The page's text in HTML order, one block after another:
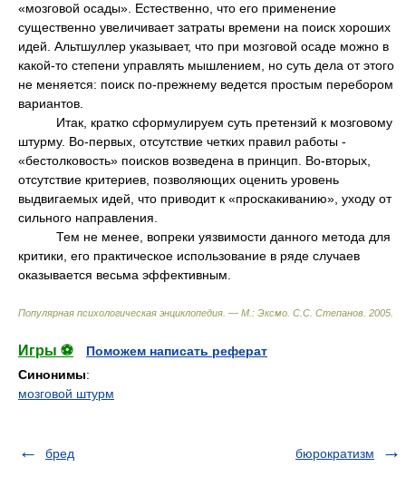
«мозговой осады». Естественно, что его применение
существенно увеличивает затраты времени на поиск хороших
идей. Альтшуллер указывает, что при мозговой осаде можно в
какой-то степени управлять мышлением, но суть дела от этого
не меняется: поиск по-прежнему ведется простым перебором
вариантов.
Итак, кратко сформулируем суть претензий к мозговому
штурму. Во-первых, отсутствие четких правил работы -
«бестолковость» поисков возведена в принцип. Во-вторых,
отсутствие критериев, позволяющих оценить уровень
выдвигаемых идей, что приводит к «проскакиванию», уходу от
сильного направления.
Тем не менее, вопреки уязвимости данного метода для
критики, его практическое использование в ряде случаев
оказывается весьма эффективным.
Популярная психологическая энциклопедия. — М.: Эксмо С.С. Степанов 2005
Игры ⚽
Поможем написать реферат
Синонимы:
мозговой штурм
бред бюрократизм